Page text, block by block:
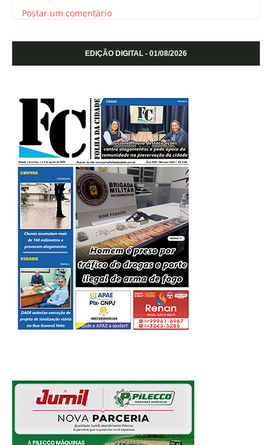
Postar um comentário
EDIÇÃO DIGITAL - 01/08/2026